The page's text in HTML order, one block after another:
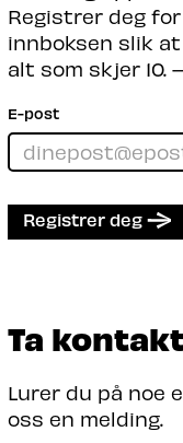
Registrer deg
innboksen slik
alt som skjer 10.
E-post
Registrer deg
Ta
Lurer du på noe
oss en melding.